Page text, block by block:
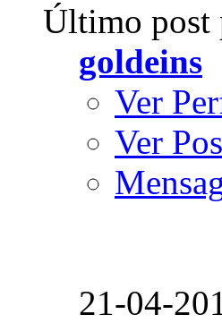
Último post
goldeins
Ver
Ver
21-04-